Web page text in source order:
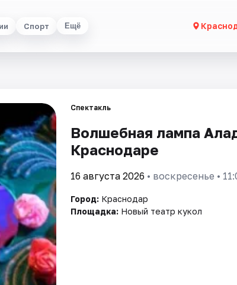
Спорт Ещё
Спектакль
Волшебная лампа
Краснодаре
16 августа 2026 • воскресенье •
Город: Краснодар
Площадка: Новый театр кукол